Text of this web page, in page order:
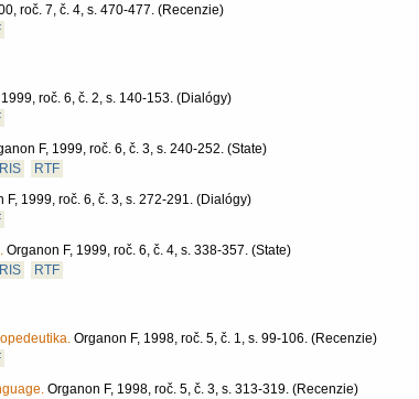
roč. 7, č. 4, s. 470-477. (Recenzie)
roč. 6, č. 2, s. 140-153. (Dialógy)
F, 1999, roč. 6, č. 3, s. 240-252. (State)
RIS
RTF
F, 1999, roč. 6, č. 3, s. 272-291. (Dialógy)
Organon F, 1999, roč. 6, č. 4, s. 338-357. (State)
RIS RTF
Organon F, 1998, roč. 5, č. 1, s. 99-106. (Recenzie)
Organon F, 1998, roč. 5, č. 3, s. 313-319. (Recenzie)